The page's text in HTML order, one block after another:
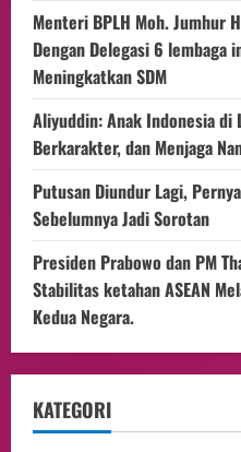
Menteri BPLH Moh. Jumhur
Dengan Delegasi 6
Meningkatkan SDM
Aliyuddin: Anak Indonesia
Berkarakter, dan Menjaga
Putusan Diundur Lagi,
Sebelumnya Jadi Sorotan
Presiden Prabowo dan PM
Stabilitas ketahan ASEAN
Kedua Negara.
KATEGORI